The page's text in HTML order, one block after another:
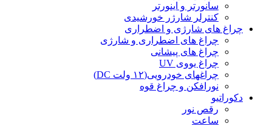
سانورتر و اینورتر
کنترلر شارژر خورشیدی
چراغ های شارژی و اضطراری
چراغ های اضطراری و شارژی
چراغ های پیشانی
چراغ یووی UV
چراغهای خودرویی(۱۲ ولت DC)
نورافکن و چراغ قوه
دکوراتیو
رقص نور
ساعت